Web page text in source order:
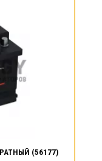
(56177)